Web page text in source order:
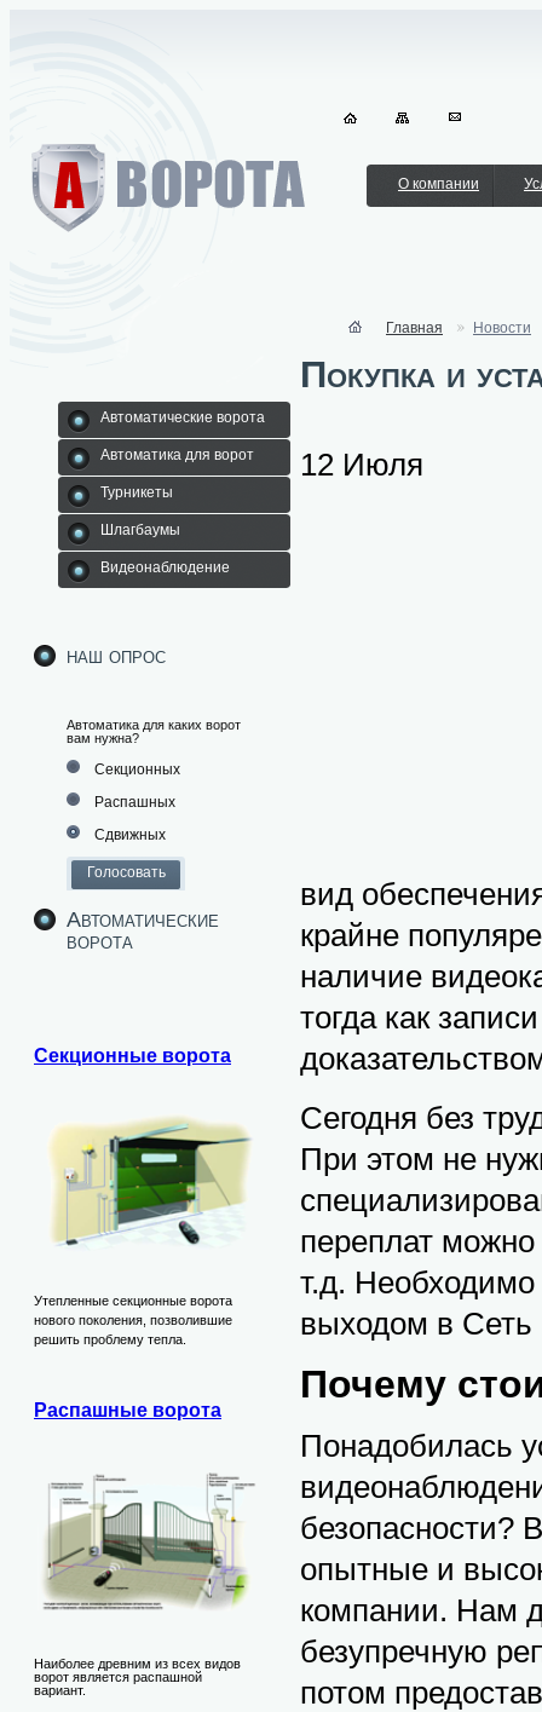
О компании
Автоматические ворота
Автоматика для ворот
Турникеты
Шлагбаумы
Видеонаблюдение
наш опрос
Автоматика для каких ворот
вам нужна?
Секционных
Распашных
Сдвижных
Автоматические
ворота
Секционные ворота
Утепленные секционные ворота
нового поколения, позволившие
решить проблему тепла.
Распашные ворота
Наиболее древним из всех видов
ворот является распашной
вариант.
Главная Новости
Покупка и
12 Июля
вид
крайне
наличие
тогда как
Сегодня без
При этом не
переплат
т.д.
выходом в Сеть
Почему
Понадобилась
безопасности?
опытные и
компании. Нам
безупречную
потом